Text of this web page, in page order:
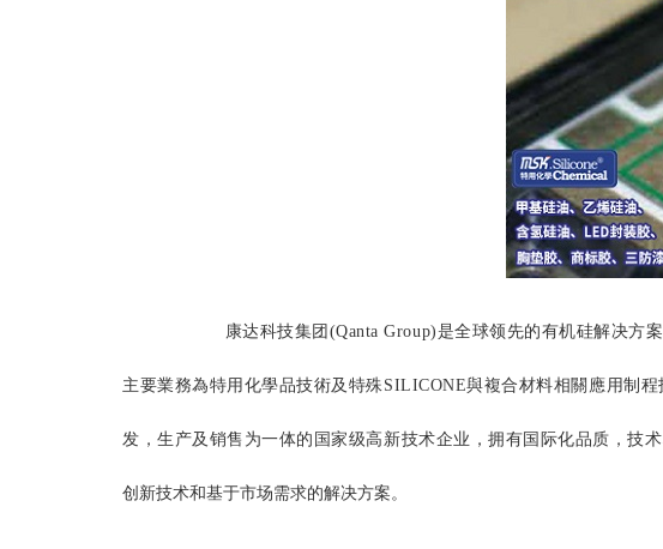
康达科技集团(Qanta Group)是全球领先的有机硅解决方
主要業務為特用化學品技術及特殊SILICONE與複合材料相關應用制
发，生产及销售为一体的国家级高新技术企业，拥有国际化品质，技
创新技术和基于市场需求的解决方案。